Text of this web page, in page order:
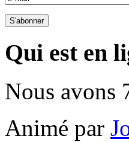
Qui est en
Nous avons
Animé par